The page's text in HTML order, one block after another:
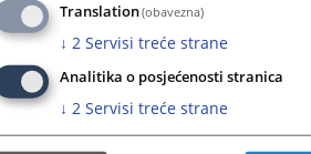
Translation(obavezna)
↓ 2 Servisi treće strane
Analitika o posjećenosti stranica
↓ 2 Servisi treće strane